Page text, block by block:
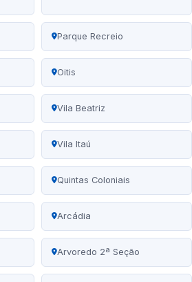
Parque Recreio
Oitis
Vila Beatriz
Vila Itaú
Quintas Coloniais
Arcádia
Arvoredo 2ª Seção